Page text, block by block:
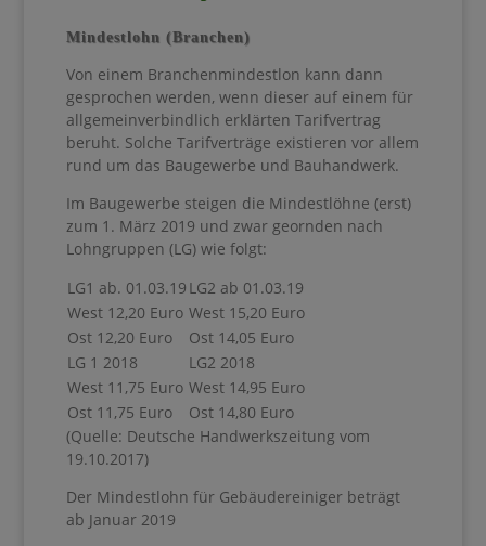
Mindestlohn (Branchen)
Von einem Branchenmindestlon kann dann
gesprochen werden, wenn dieser auf einem für
allgemeinverbindlich erklärten Tarifvertrag
beruht. Solche Tarifverträge existieren vor allem
rund um das Baugewerbe und Bauhandwerk.
Im Baugewerbe steigen die Mindestlöhne (erst)
zum 1. März 2019 und zwar geornden nach
Lohngruppen (LG) wie folgt:
LG1 ab. 01.03.19 LG2 ab 01.03.19
West 12,20 Euro West 15,20 Euro
Ost 12,20 Euro
Ost 14,05 Euro
LG 1 2018
LG2 2018
West 11,75 Euro West 14,95 Euro
Ost 11,75 Euro
Ost 14,80 Euro
(Quelle: Deutsche Handwerkszeitung vom
19.10.2017)
Der Mindestlohn für Gebäudereiniger beträgt
ab Januar 2019